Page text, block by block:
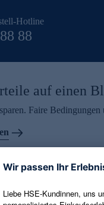
Hotline
88
auf einen
Faire Bedingungen
€ Gutschein erhalten
abonnieren und